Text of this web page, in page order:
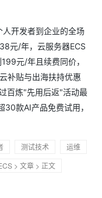
开发者到企业的全场
元/年，云服务器ECS
元/年且续费同价，
补贴与出海扶持优惠
百炼"先用后返"活动最
款AI产品免费试用，
测试技术
运维
> 文章 > 正文